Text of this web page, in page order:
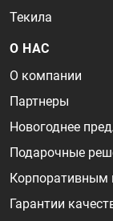
Текила
О НАС
О компании
Партнеры
Новогоднее
Подарочные
Корпоративным
Гарантии